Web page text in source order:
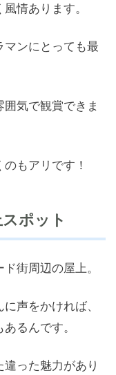
情あります。
ンにとっても最
気で観賞できま
もアリです！
ポット
街周辺の屋上。
声をかければ、
るんです。
った魅力があり